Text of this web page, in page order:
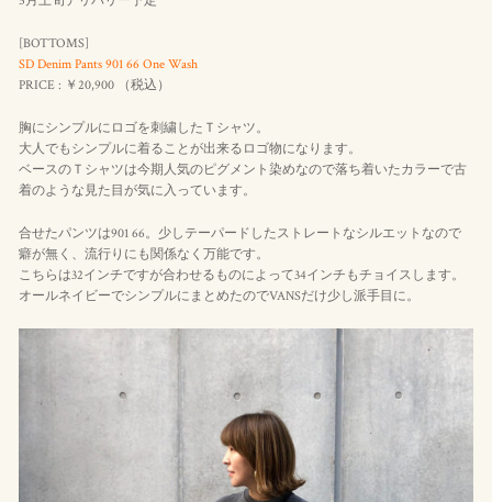
[BOTTOMS]
SD Denim Pants 901 66 One Wash
PRICE : ￥20,900 （税込 ）
胸にシンプルにロゴを刺繍したＴシャツ。
大人でもシンプルに着ることが出来るロゴ物になります。
ベースのＴシャツは今期人気のピグメント染めなので落ち着いたカラーで古
着のような見た目が気に入っています。
合せたパンツは901 66。少しテーパードしたストレートなシルエットなので
癖が無く、流行りにも関係なく万能です。
こちらは32インチですが合わせるものによって34インチもチョイスします。
オールネイビーでシンプルにまとめたのでVANSだけ少し派手目に。